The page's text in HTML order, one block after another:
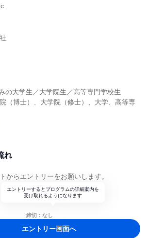
の大学生／大学院生／高等専門学校生
（博士）、大学院（修士）、大学、高等専
れ
からエントリーをお願いします。
エントリーするとプログラムの詳細案内を
受け取れるようになります
締切：なし
エントリー画面へ